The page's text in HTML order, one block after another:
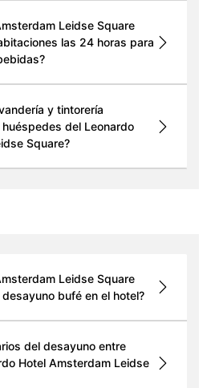
Leidse Square
las 24 horas para
y tintorería
del Leonardo
Square?
Leidse Square
bufé en el hotel?
del desayuno entre
Hotel Amsterdam Leidse